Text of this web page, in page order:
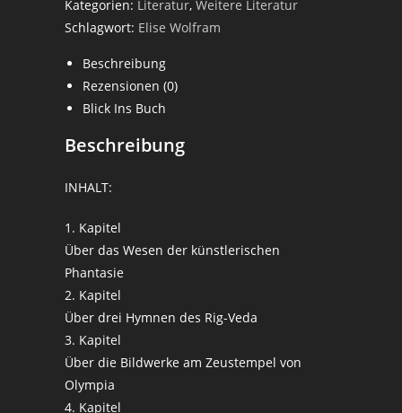
und
-
Elise
Wolfram
Menge
Kategorien: Literatur,Weitere Literatur
Schlagwort: Elise Wolfram
Beschreibung
Rezensionen (0)
Blick Ins Buch
Beschreibung
INHALT:
1. Kapitel
Über das Wesen der künstlerischen
Phantasie
2. Kapitel
Über drei Hymnen des Rig-Veda
3. Kapitel
Über die Bildwerke am Zeustempel von
Olympia
4. Kapitel